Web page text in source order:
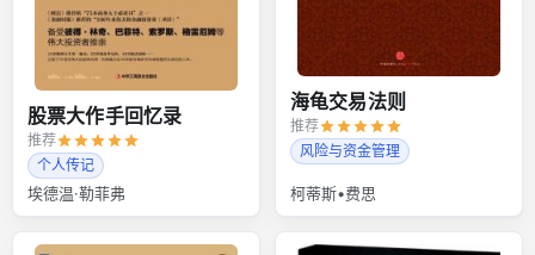
股票大作手回忆录
推荐
个人传记
埃德温·勒菲弗
海龟交易法则
推荐
风险与资金管理
柯蒂斯•费思